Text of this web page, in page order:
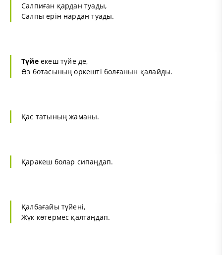
Салпиған қардан туады,
Салпы ерін нардан туады.
Түйеекеш түйе де,
Өз ботасының өркешті болғанын қалайды.
Қас татының жаманы.
Қаракеш болар сипаңдап.
Қалбағайы түйені,
Жүк көтермес қалтаңдап.